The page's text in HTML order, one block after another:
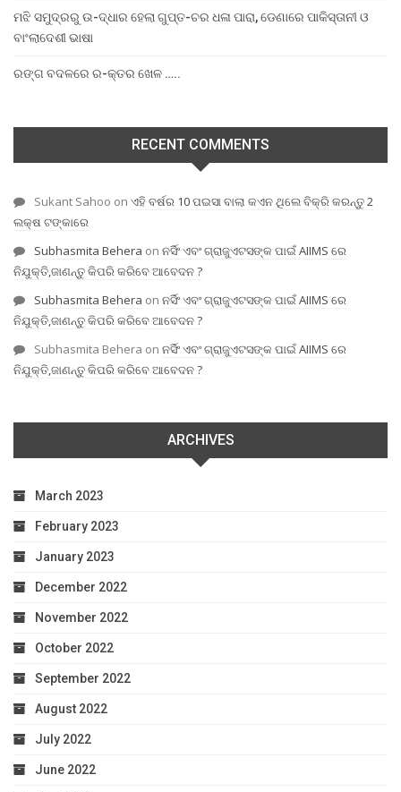
ମଝି ସମୁଦ୍ରରୁ ଉ-ଦ୍ଧାର ହେଲା ଗୁପ୍ତ-ଚର ଧଳା ପାରା, ଡେଣାରେ ପାକିସ୍ତାନୀ ଓ
ବାଂଲାଦେଶୀ ଭାଷା
ରଙ୍ଗ ବଦଳରେ ର-କ୍ତର ଖେଳ …..
RECENT COMMENTS
Sukant Sahoo on ଏହି ବର୍ଷର 10 ପଇସା ବାଲା କଏନ ଥିଲେ ବିକ୍ରି କରନ୍ତୁ 2
ଲକ୍ଷ ଟଙ୍କାରେ
Subhasmita Behera on ନର୍ସିଂ ଏବଂ ଗ୍ରାଜୁଏଟସଙ୍କ ପାଇଁ AIIMS ରେ
ନିଯୁକ୍ତି,ଜାଣନ୍ତୁ କିପରି କରିବେ ଆବେଦନ ?
Subhasmita Behera on ନର୍ସିଂ ଏବଂ ଗ୍ରାଜୁଏଟସଙ୍କ ପାଇଁ AIIMS ରେ
ନିଯୁକ୍ତି,ଜାଣନ୍ତୁ କିପରି କରିବେ ଆବେଦନ ?
Subhasmita Behera on ନର୍ସିଂ ଏବଂ ଗ୍ରାଜୁଏଟସଙ୍କ ପାଇଁ AIIMS ରେ
ନିଯୁକ୍ତି,ଜାଣନ୍ତୁ କିପରି କରିବେ ଆବେଦନ ?
ARCHIVES
March 2023
February 2023
January 2023
December 2022
November 2022
October 2022
September 2022
August 2022
July 2022
June 2022